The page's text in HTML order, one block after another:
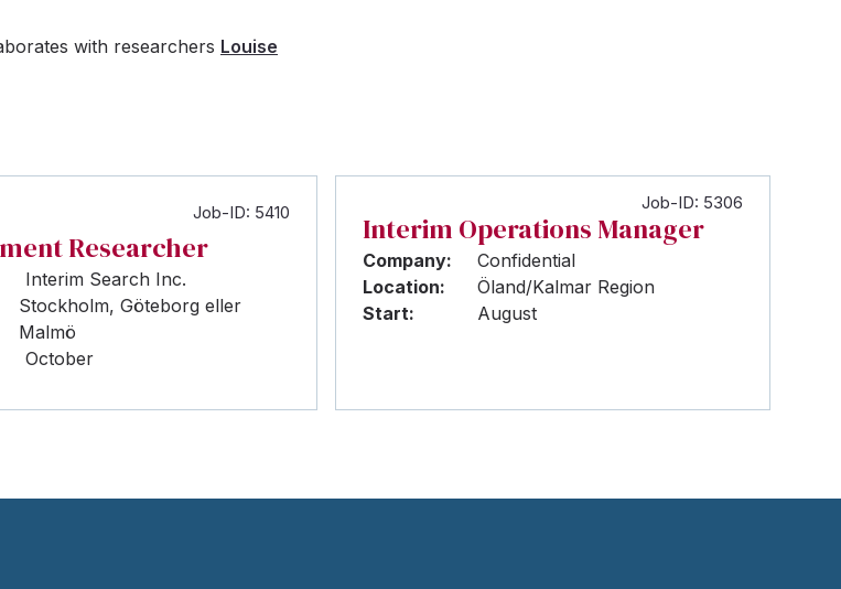
with researchers Louise
Job-ID: 5410
Researcher
Interim Search Inc.
Stockholm, Göteborg eller
Malmö
October
Job-ID: 5306
Interim Operations Manager
Company:
Confidential
Location:
Öland/Kalmar Region
Start:
August